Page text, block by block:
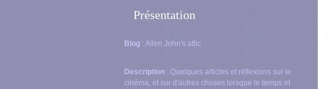
Présentation
Blog : Allen John's attic
Description : Quelques articles et réflexions sur le
cinéma, et sur d'autres choses lorsque le temps et